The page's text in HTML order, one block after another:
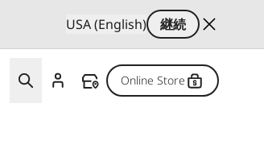
USA (English)
継続
Online Store